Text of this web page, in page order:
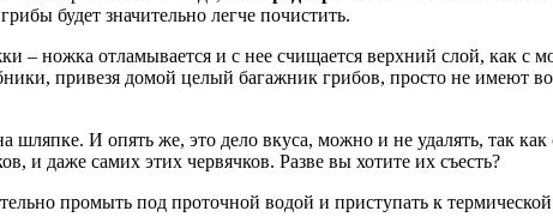
будет значительно легче почистить.
– ножка отламывается и с нее счищается верхний слой, как с
привезя домой целый багажник грибов, просто не
шляпке. И опять же, это дело вкуса, можно и не удалять, так
и даже самих этих червячков. Разве вы хотите их съесть?
промыть под проточной водой и приступать к термической